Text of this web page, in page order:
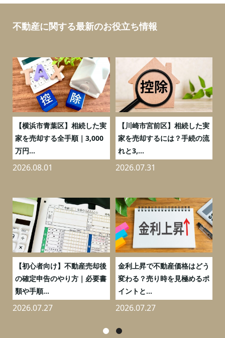
不動産に関する最新のお役立ち情報
【横浜市青葉区】相続した実
家を売却する全手順｜3,000
万円...
2026.08.01
【川崎市宮前区】相続した実
家を売却するには？手続の流
れと3,...
2026.07.31
【初心者向け】不動産売却後
の確定申告のやり方｜必要書
類や手順...
2026.07.27
金利上昇で不動産価格はどう
変わる？売り時を見極めるポ
イントと...
2026.07.27